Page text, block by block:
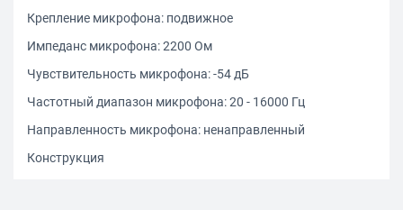
Крепление микрофона: подвижное
Импеданс микрофона: 2200 Ом
Чувствительность микрофона: -54 дБ
Частотный диапазон микрофона: 20 - 16000 Гц
Направленность микрофона: ненаправленный
Конструкция